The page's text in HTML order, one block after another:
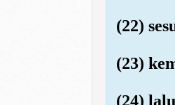
(22)
(23)
(24)